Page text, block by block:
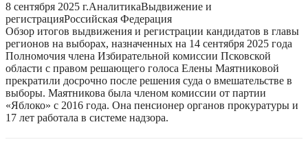
8 сентября 2025 г.АналитикаВыдвижение и
регистрацияРоссийская Федерация
Обзор итогов выдвижения и регистрации кандидатов в главы
регионов на выборах, назначенных на 14 сентября 2025 года
Полномочия члена Избирательной комиссии Псковской
области с правом решающего голоса Елены Маятниковой
прекратили досрочно после решения суда о вмешательстве в
выборы. Маятникова была членом комиссии от партии
«Яблоко» с 2016 года. Она пенсионер органов прокуратуры и
17 лет работала в системе надзора.